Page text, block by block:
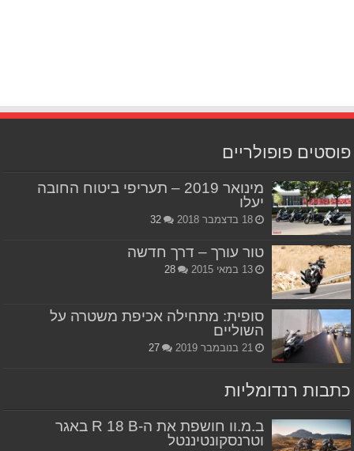
פוסטים פופולריים
מינואר 2019 – תעריפי ביטוח החובה
יעלו
18 בדצמבר 2018 32
טור עורך – דרך חדשה
13 במאי 2015 28
סופית: מתחילה אכיפת משטרה על
השוליים
21 בנובמבר 2019 27
כתבות רנדומליות
ב.מ.וו חושפת את ה-R 18 B באגר
וטרנסקונטיננטל